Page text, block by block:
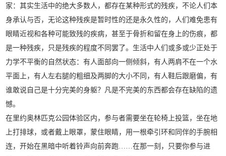
家：其实生活中的绝大多数人，都存在某种形式的残疾，不论人们本
身承认与否，无论这种残疾是暂时性的还是永久性的，人们难免患有
眼睛近视和各种可能致残的疾病，甚至于骨折和留在身上的伤痕，都
是一种残疾，只是残疾的程度不同罢了。生活中人们或多或少正处于
力学不平衡的自然状态：有人面部向一侧倾斜，有人两肩不在一个水
平面上，有人左右腿的粗细及两脚的大小不同，有人鞋后跟磨偏，有
谁敢说自己是十分完美的身躯？凡是不完美的东西都会存在缺陷的遗
憾。
在里约奥林匹克公园体验区内，参与者需要坐在轮椅上投篮，坐在地
上打排球，或者戴上眼罩，蒙住眼睛，用一根牵引环和同伴的手腕相
连，开始在黑暗中听着铃声向前奔跑……在那一刻，只要你参与进